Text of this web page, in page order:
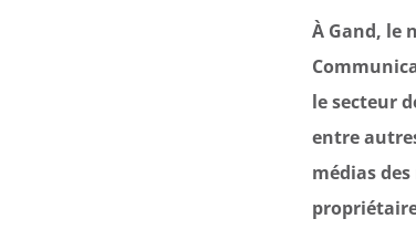
À Gand, le
le secteur
entre
médias